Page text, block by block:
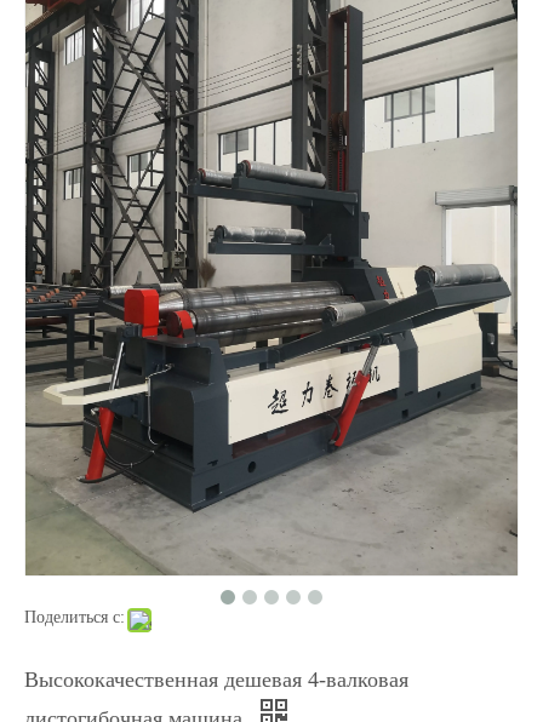
Гидравлический профилегибочный станок для алюминиевых окон 3 изгиба
3 изгибающая пластина Ручной гидравлический 4-валковый листогибочный станок для стали W12
Поделиться с:
Высококачественная дешевая 4-валковая